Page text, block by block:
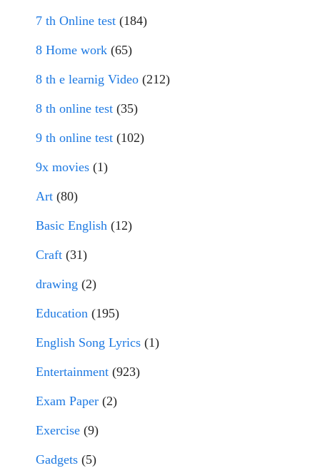
7 th Online test (184)
8 Home work (65)
8 th e learnig Video (212)
8 th online test (35)
9 th online test (102)
9x movies (1)
Art (80)
Basic English (12)
Craft (31)
drawing (2)
Education (195)
English Song Lyrics (1)
Entertainment (923)
Exam Paper (2)
Exercise (9)
Gadgets (5)